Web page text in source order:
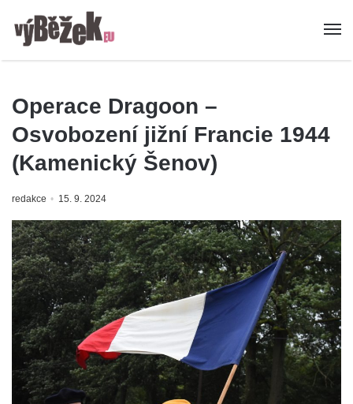
Operace Dragoon –
Osvobození jižní Francie 1944
(Kamenický Šenov)
redakce 15. 9. 2024